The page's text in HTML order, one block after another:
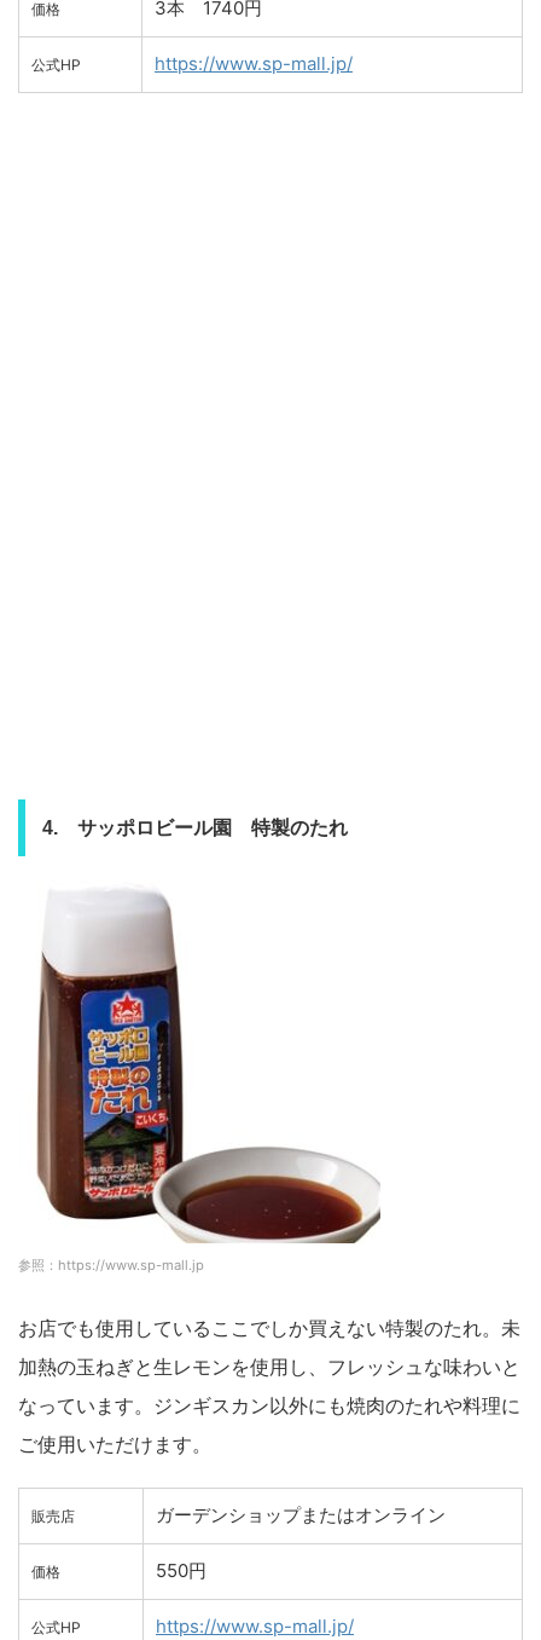
価格 3本 1740円
公式HP https://www.sp-mall.jp/
4. サッポロビール園 特製のたれ
参照：https://www.sp-mall.jp
お店でも使用しているここでしか買えない特製のたれ。未
加熱の玉ねぎと生レモンを使用し、フレッシュな味わいと
なっています。ジンギスカン以外にも焼肉のたれや料理に
ご使用いただけます。
販売店 ガーデンショップまたはオンライン
価格 550円
公式HP https://www.sp-mall.jp/